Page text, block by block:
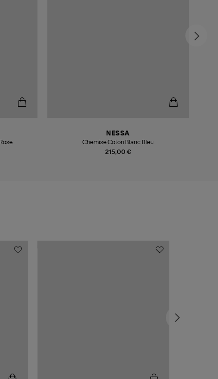
215,00 €
NESSA
Chemise Coton Blanc Bleu